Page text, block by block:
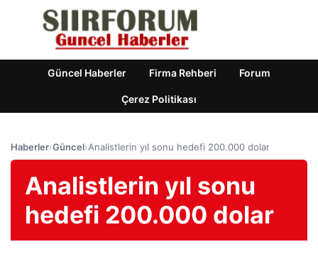
Güncel Haberler Firma Rehberi Forum
Çerez Politikası
Haberler›Güncel›Analistlerin yıl sonu hedefi 200.000 dolar
Analistlerin yıl sonu
hedefi 200.000 dolar